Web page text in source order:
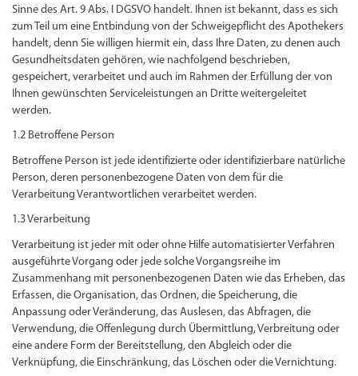
Sinne des Art. 9 Abs. I DGSVO handelt. Ihnen ist bekannt, dass es sich
zum Teil um eine Entbindung von der Schweigepflicht des Apothekers
handelt, denn Sie willigen hiermit ein, dass Ihre Daten, zu denen auch
Gesundheitsdaten gehören, wie nachfolgend beschrieben,
gespeichert, verarbeitet und auch im Rahmen der Erfüllung der von
Ihnen gewünschten Serviceleistungen an Dritte weitergeleitet
werden.
1.2 Betroffene Person
Betroffene Person ist jede identifizierte oder identifizierbare natürliche
Person, deren personenbezogene Daten von dem für die
Verarbeitung Verantwortlichen verarbeitet werden.
1.3 Verarbeitung
Verarbeitung ist jeder mit oder ohne Hilfe automatisierter Verfahren
ausgeführte Vorgang oder jede solche Vorgangsreihe im
Zusammenhang mit personenbezogenen Daten wie das Erheben, das
Erfassen, die Organisation, das Ordnen, die Speicherung, die
Anpassung oder Veränderung, das Auslesen, das Abfragen, die
Verwendung, die Offenlegung durch Übermittlung, Verbreitung oder
eine andere Form der Bereitstellung, den Abgleich oder die
Verknüpfung, die Einschränkung, das Löschen oder die Vernichtung.